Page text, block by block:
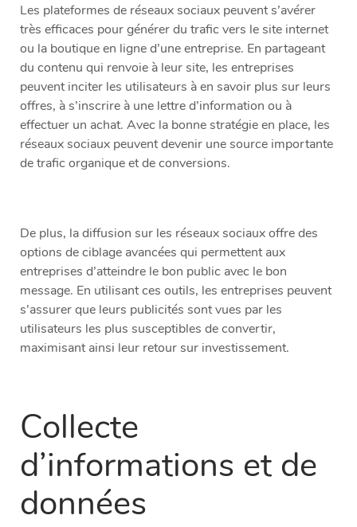
Les plateformes de réseaux sociaux peuvent s’avérer
très efficaces pour générer du trafic vers le site internet
ou la boutique en ligne d’une entreprise. En partageant
du contenu qui renvoie à leur site, les entreprises
peuvent inciter les utilisateurs à en savoir plus sur leurs
offres, à s’inscrire à une lettre d’information ou à
effectuer un achat. Avec la bonne stratégie en place, les
réseaux sociaux peuvent devenir une source importante
de trafic organique et de conversions.
De plus, la diffusion sur les réseaux sociaux offre des
options de ciblage avancées qui permettent aux
entreprises d’atteindre le bon public avec le bon
message. En utilisant ces outils, les entreprises peuvent
s’assurer que leurs publicités sont vues par les
utilisateurs les plus susceptibles de convertir,
maximisant ainsi leur retour sur investissement.
Collecte
d’informations et de
données